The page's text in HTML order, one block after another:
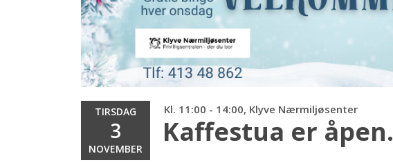
TIRSDAG
3
NOVEMBER
Kl. 11:00 - 14:00, Klyve Nærmiljøsenter
Kaffestua er åpen.